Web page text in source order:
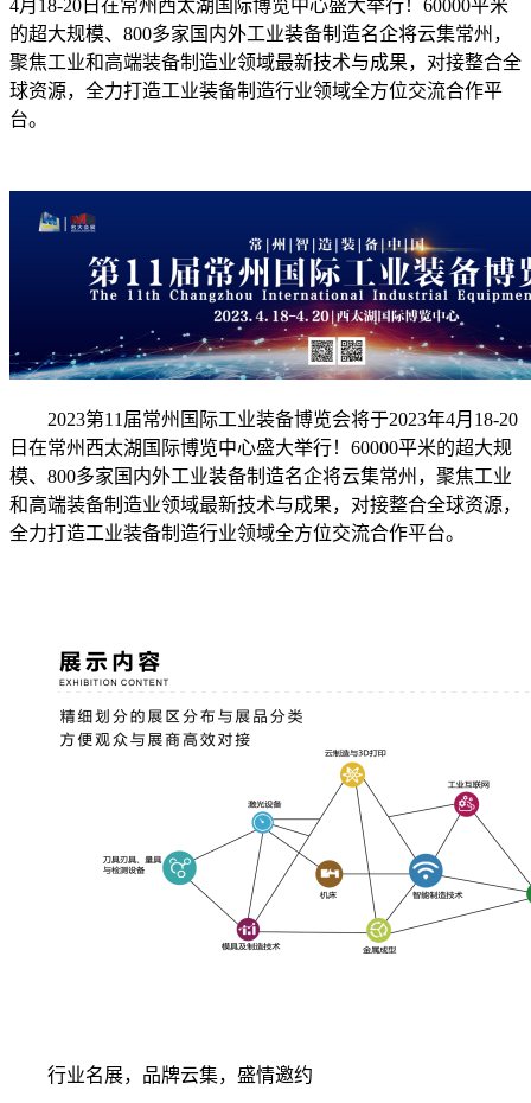
4月18-20日在常州西太湖国际博览中心盛大举行！60000平米
的超大规模、800多家国内外工业装备制造名企将云集常州，
聚焦工业和高端装备制造业领域最新技术与成果，对接整合全
球资源，全力打造工业装备制造行业领域全方位交流合作平
台。
2023第11届常州国际工业装备博览会将于2023年4月18-20
日在常州西太湖国际博览中心盛大举行！60000平米的超大规
模、800多家国内外工业装备制造名企将云集常州，聚焦工业
和高端装备制造业领域最新技术与成果，对接整合全球资源，
全力打造工业装备制造行业领域全方位交流合作平台。
行业名展，品牌云集，盛情邀约